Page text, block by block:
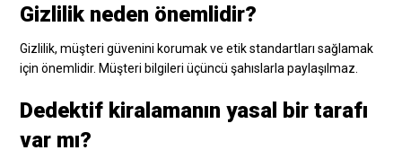
Gizlilik neden önemlidir?
Gizlilik, müşteri güvenini korumak ve etik standartları sağlamak
için önemlidir. Müşteri bilgileri üçüncü şahıslarla paylaşılmaz.
Dedektif kiralamanın yasal bir tarafı
var mı?